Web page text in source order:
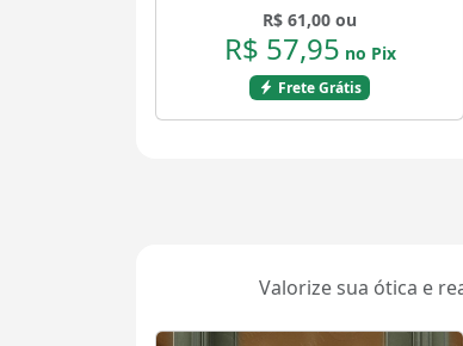
R$ 61,00 ou
R$ 57,95 no Pix
Frete Grátis
Valorize sua ótica e